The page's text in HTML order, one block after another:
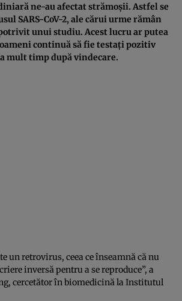
ne-au afectat strămoșii. Astfel se
SARS-CoV-2, ale cărui urme rămân
unui studiu. Acest lucru ar putea
continuă să fie testați pozitiv
mult timp după vindecare.
un retrovirus, ceea ce înseamnă că nu
inversă pentru a se reproduce”, a
cercetător în biomedicină la Institutul